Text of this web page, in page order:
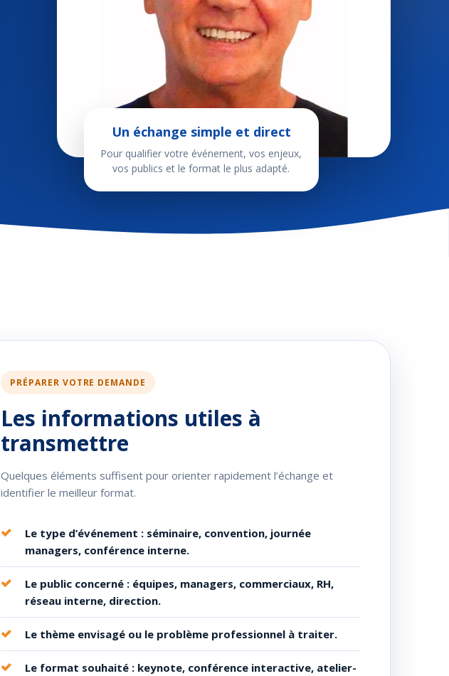
Un échange simple et direct
Pour qualifier votre événement, vos enjeux,
vos publics et le format le plus adapté.
PRÉPARER VOTRE DEMANDE
Les informations utiles à
transmettre
Quelques éléments suffisent pour orienter rapidement l’échange et
identifier le meilleur format.
Le type d’événement : séminaire, convention, journée
managers, conférence interne.
Le public concerné : équipes, managers, commerciaux, RH,
réseau interne, direction.
Le thème envisagé ou le problème professionnel à traiter.
Le format souhaité : keynote, conférence interactive, atelier-